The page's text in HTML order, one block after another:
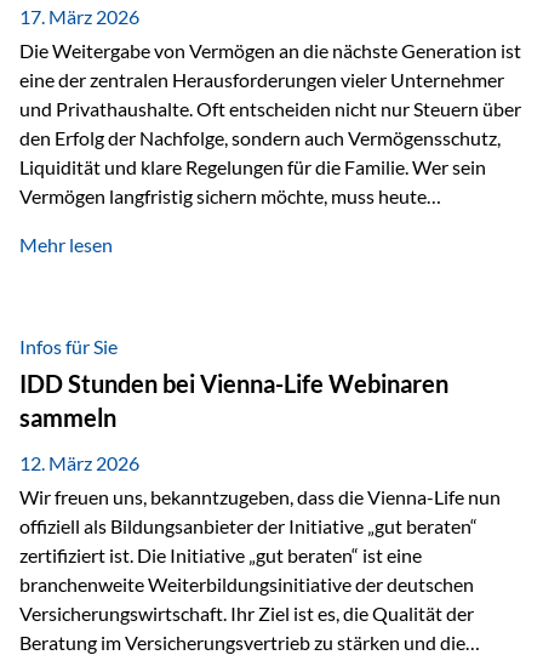
Private Wealth Police…
17. März 2026
Die Weitergabe von Vermögen an die nächste Generation ist
eine der zentralen Herausforderungen vieler Unternehmer
und Privathaushalte. Oft entscheiden nicht nur Steuern über
den Erfolg der Nachfolge, sondern auch Vermögensschutz,
Liquidität und klare Regelungen für die Familie. Wer sein
Vermögen langfristig sichern möchte, muss heute
„Erfolgsformel Liechtenstein“, herausgegeben und verfasst
Vermögensschutz strategisch miteinander verbindet.
Warum klassische Nachfolgeplanung oft scheitert Viele
Vermögen werden erst im Todesfall übertragen. Das kann zu
Problemen führen: Hohe Erbschaftsteuern Streitigkeiten
zwischen Erben Liquiditätsprobleme bei Immobilien…
Mehr lesen
Infos für Sie
IDD Stunden bei Vienna-Life Webinaren
sammeln
12. März 2026
Wir freuen uns, bekanntzugeben, dass die Vienna-Life nun
offiziell als Bildungsanbieter der Initiative „gut beraten“
zertifiziert ist. Die Initiative „gut beraten“ ist eine
branchenweite Weiterbildungsinitiative der deutschen
Versicherungswirtschaft. Ihr Ziel ist es, die Qualität der
Beratung im Versicherungsvertrieb zu stärken und die